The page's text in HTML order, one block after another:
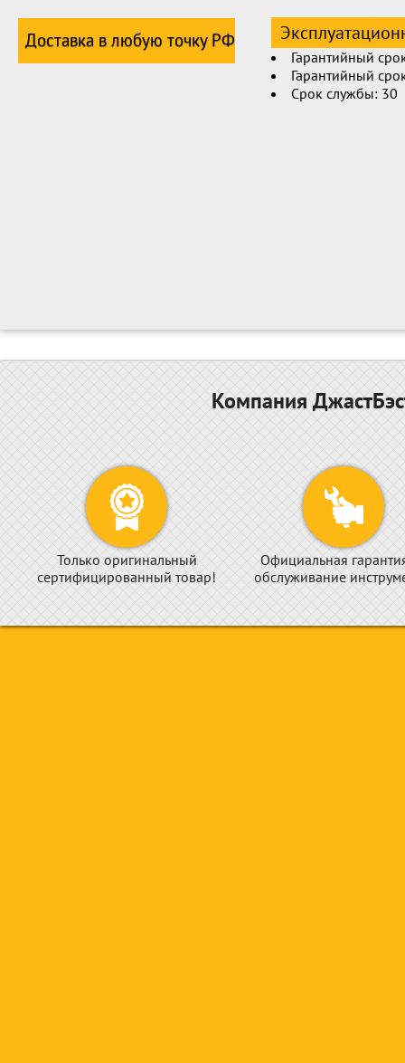
Доставка в любую точку РФ
Гарантийный
Гарантийный
Срок службы: 30
Компания
Только оригинальный
сертифицированный товар!
Официальная
обслуживание